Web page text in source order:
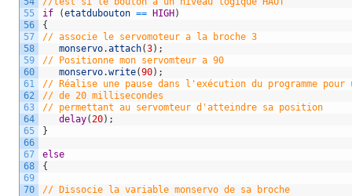
55
56
57
58
59
60
61
62
63
64
65
66
67
68
69
70
if
(etatdubouton == HIGH )
{
// associe le servomoteur a la broche 3
monservo.attach(3) ;
// Positionne mon servomteur a 90
monservo.write(90) ;
// Réalise une pause dans l'exécution du programme pour
// de 20 millisecondes
// permettant au servomteur d'atteindre sa position
delay(20) ;
}
else
{
// Dissocie la variable monservo de sa broche